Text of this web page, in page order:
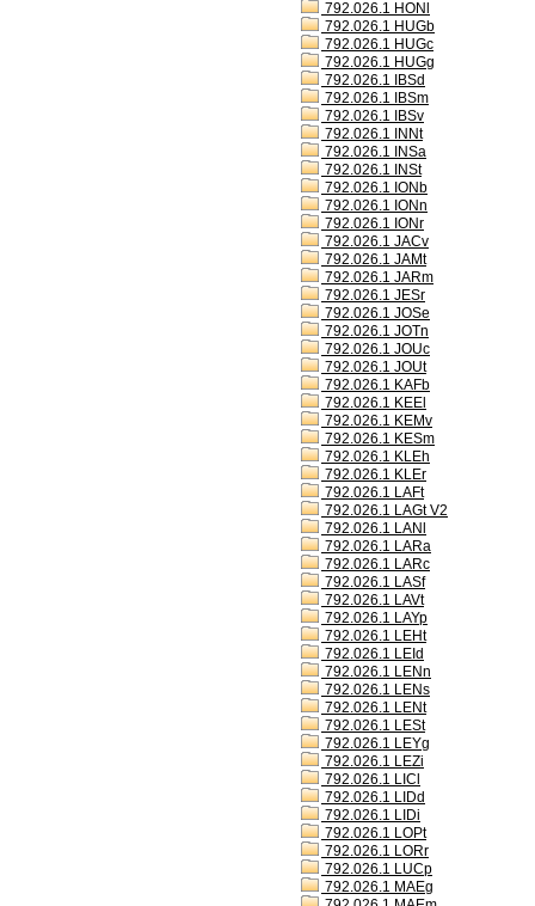
792.026.1 HONl
792.026.1 HUGb
792.026.1 HUGc
792.026.1 HUGg
792.026.1 IBSd
792.026.1 IBSm
792.026.1 IBSv
792.026.1 INNt
792.026.1 INSa
792.026.1 INSt
792.026.1 IONb
792.026.1 IONn
792.026.1 IONr
792.026.1 JACv
792.026.1 JAMt
792.026.1 JARm
792.026.1 JESr
792.026.1 JOSe
792.026.1 JOTn
792.026.1 JOUc
792.026.1 JOUt
792.026.1 KAFb
792.026.1 KEEl
792.026.1 KEMv
792.026.1 KESm
792.026.1 KLEh
792.026.1 KLEr
792.026.1 LAFt
792.026.1 LAGt V2
792.026.1 LANl
792.026.1 LARa
792.026.1 LARc
792.026.1 LASf
792.026.1 LAVt
792.026.1 LAYp
792.026.1 LEHt
792.026.1 LEId
792.026.1 LENn
792.026.1 LENs
792.026.1 LENt
792.026.1 LESt
792.026.1 LEYg
792.026.1 LEZi
792.026.1 LICl
792.026.1 LIDd
792.026.1 LIDi
792.026.1 LOPt
792.026.1 LORr
792.026.1 LUCp
792.026.1 MAEg